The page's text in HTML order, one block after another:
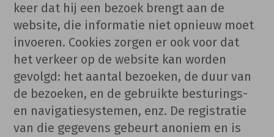
keer dat hij een bezoek brengt aan de
website, die informatie niet opnieuw moet
invoeren. Cookies zorgen er ook voor dat
het verkeer op de website kan worden
gevolgd: het aantal bezoeken, de duur van
de bezoeken, en de gebruikte besturings-
en navigatiesystemen, enz. De registratie
van die gegevens gebeurt anoniem en is